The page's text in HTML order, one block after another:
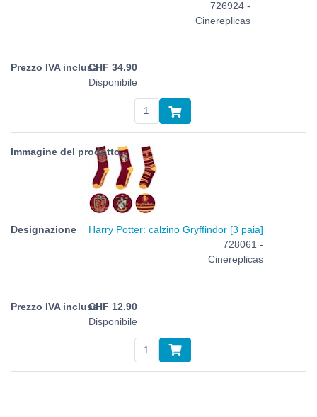
726924 -
Cinereplicas
CHF 34.90
Disponibile
Harry Potter: calzino Gryffindor [3 paia]
728061 -
Cinereplicas
CHF 12.90
Disponibile